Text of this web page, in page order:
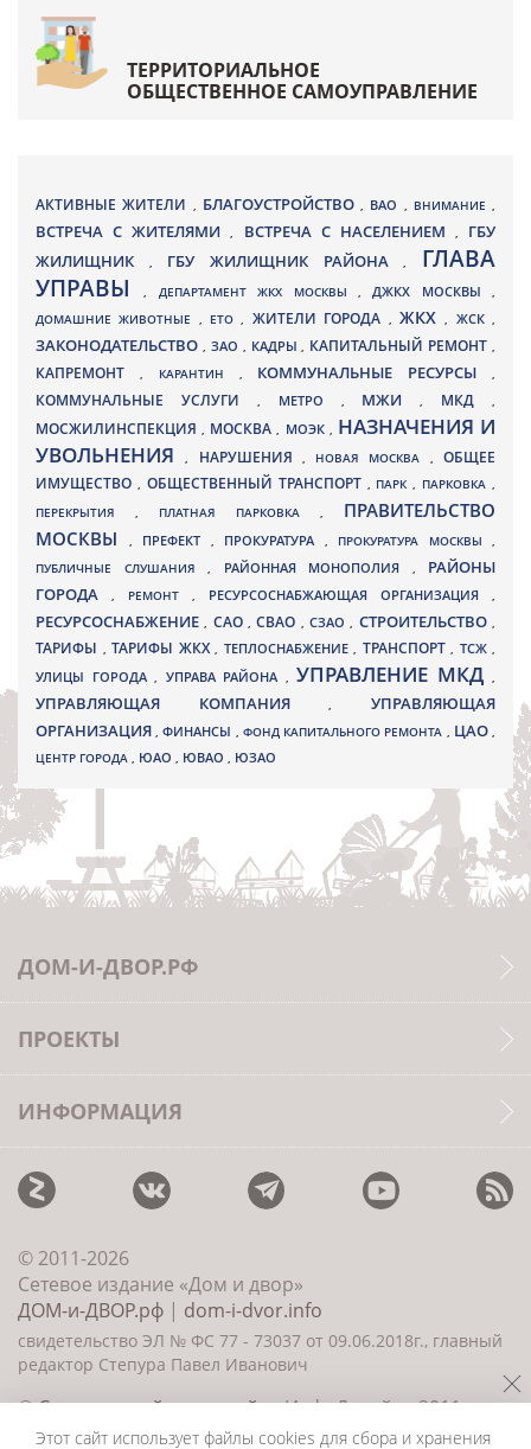
ТЕРРИТОРИАЛЬНОЕ
ОБЩЕСТВЕННОЕ САМОУПРАВЛЕНИЕ
АКТИВНЫЕ ЖИТЕЛИ , БЛАГОУСТРОЙСТВО , ВАО , ВНИМАНИЕ ,
ВСТРЕЧА С ЖИТЕЛЯМИ, ВСТРЕЧА С НАСЕЛЕНИЕМ , ГБУ
ЖИЛИЩНИК
, ГБУ ЖИЛИЩНИК РАЙОНА, ГЛАВА
УПРАВЫ, ДЕПАРТАМЕНТ ЖКХ МОСКВЫ ,ДЖКХ МОСКВЫ ,
ДОМАШНИЕ ЖИВОТНЫЕ , ЕТО, ЖИТЕЛИ ГОРОДА , ЖКХ, ЖСК,
ЗАКОНОДАТЕЛЬСТВО , ЗАО , КАДРЫ, КАПИТАЛЬНЫЙ РЕМОНТ ,
КАПРЕМОНТ , КАРАНТИН , КОММУНАЛЬНЫЕ РЕСУРСЫ,
КОММУНАЛЬНЫЕ УСЛУГИ , МЕТРО , МЖИ, МКД ,
МОСЖИЛИНСПЕКЦИЯ, МОСКВА , МОЭК , НАЗНАЧЕНИЯ И
УВОЛЬНЕНИЯ, НАРУШЕНИЯ , НОВАЯ МОСКВА ,ОБЩЕЕ
ИМУЩЕСТВО , ОБЩЕСТВЕННЫЙ ТРАНСПОРТ , ПАРК, ПАРКОВКА ,
ПЕРЕКРЫТИЯ , ПЛАТНАЯ ПАРКОВКА , ПРАВИТЕЛЬСТВО
МОСКВЫ
, ПРЕФЕКТ , ПРОКУРАТУРА , ПРОКУРАТУРА МОСКВЫ ,
ПУБЛИЧНЫЕ СЛУШАНИЯ , РАЙОННАЯ МОНОПОЛИЯ , РАЙОНЫ
ГОРОДА
, РЕМОНТ , РЕСУРСОСНАБЖАЮЩАЯ ОРГАНИЗАЦИЯ ,
РЕСУРСОСНАБЖЕНИЕ, САО,СВАО ,СЗАО, СТРОИТЕЛЬСТВО,
ТАРИФЫ , ТАРИФЫ ЖКХ , ТЕПЛОСНАБЖЕНИЕ , ТРАНСПОРТ , ТСЖ ,
УЛИЦЫ ГОРОДА , УПРАВА РАЙОНА , УПРАВЛЕНИЕ МКД ,
УПРАВЛЯЮЩАЯ КОМПАНИЯ,УПРАВЛЯЮЩАЯ
ОРГАНИЗАЦИЯ,ФИНАНСЫ , ФОНД КАПИТАЛЬНОГО РЕМОНТА , ЦАО,
ЦЕНТР ГОРОДА , ЮАО , ЮВАО , ЮЗАО
ДОМ-И-ДВОР.РФ
ПРОЕКТЫ
ИНФОРМАЦИЯ
© 2011-2026
Сетевое издание «Дом и двор»
ДОМ-и-ДВОР.рф | dom-i-dvor.info
свидетельство ЭЛ № ФС 77 - 73037 от 09.06.2018г., главный
редактор Степура Павел Иванович
©Создание сайта и дизайн«ИнфоДизайн» 2011—
2026
Этот сайт использует файлы cookies для сбора и хранения